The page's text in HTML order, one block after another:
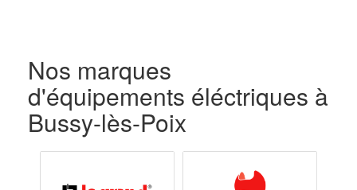
Nos marques
d'équipements éléctriques à
Bussy-lès-Poix